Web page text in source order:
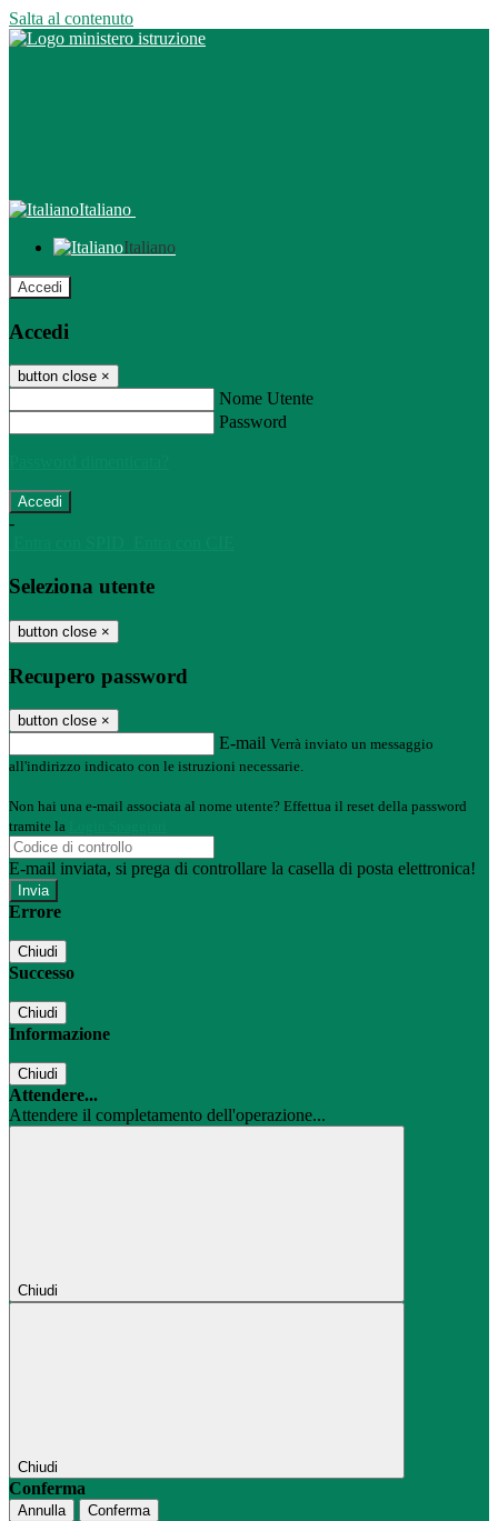
Salta al contenuto
Italiano
Italiano
Accedi
Accedi
button close ×
Nome Utente
Password
-
Seleziona utente
button close ×
Recupero password
button close ×
E-mail Verrà inviato un messaggio
all'indirizzo indicato con le istruzioni necessarie.
Non hai una e-mail associata al nome utente? Effettua il reset della password
tramite la
E-mail inviata, si prega di controllare la casella di posta elettronica!
Errore
Chiudi
Successo
Chiudi
Informazione
Chiudi
Attendere...
Attendere il completamento dell'operazione...
Chiudi
Chiudi
Conferma
Annulla Conferma